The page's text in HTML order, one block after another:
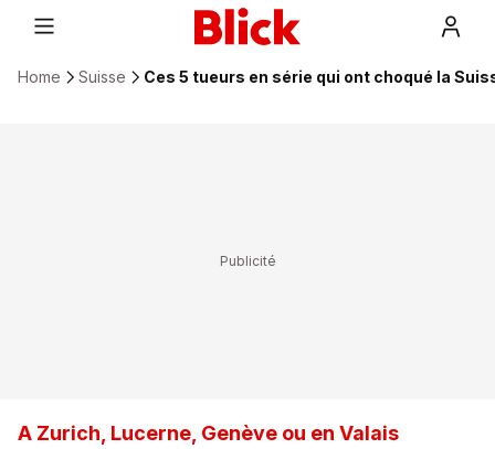
Home Suisse Ces 5 tueurs en série qui ont choqué la
A Zurich, Lucerne, Genève ou en Valais